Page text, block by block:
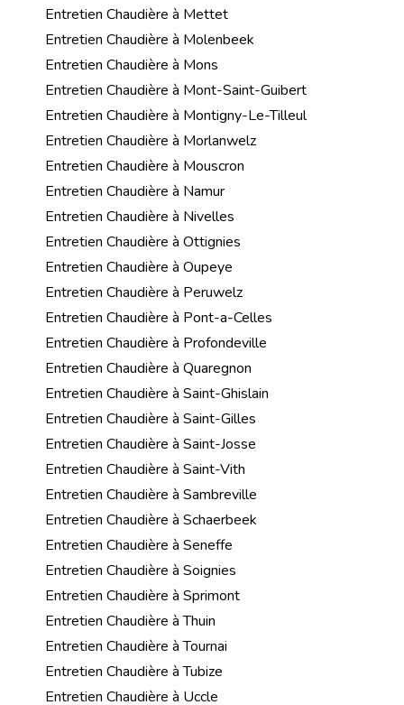
Entretien Chaudière à Mettet
Entretien Chaudière à Molenbeek
Entretien Chaudière à Mons
Entretien Chaudière à Mont-Saint-Guibert
Entretien Chaudière à Montigny-Le-Tilleul
Entretien Chaudière à Morlanwelz
Entretien Chaudière à Mouscron
Entretien Chaudière à Namur
Entretien Chaudière à Nivelles
Entretien Chaudière à Ottignies
Entretien Chaudière à Oupeye
Entretien Chaudière à Peruwelz
Entretien Chaudière à Pont-a-Celles
Entretien Chaudière à Profondeville
Entretien Chaudière à Quaregnon
Entretien Chaudière à Saint-Ghislain
Entretien Chaudière à Saint-Gilles
Entretien Chaudière à Saint-Josse
Entretien Chaudière à Saint-Vith
Entretien Chaudière à Sambreville
Entretien Chaudière à Schaerbeek
Entretien Chaudière à Seneffe
Entretien Chaudière à Soignies
Entretien Chaudière à Sprimont
Entretien Chaudière à Thuin
Entretien Chaudière à Tournai
Entretien Chaudière à Tubize
Entretien Chaudière à Uccle